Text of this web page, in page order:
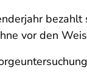
bezahlt
vor den